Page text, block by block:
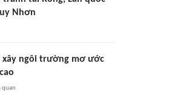
Nhơn
xây ngôi trường mơ ước
quan